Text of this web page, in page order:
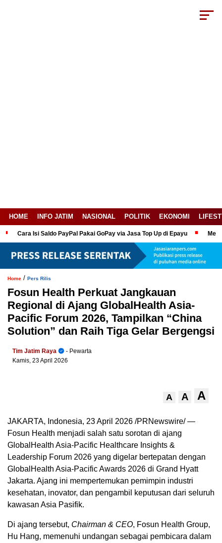
HOME INFO JATIM NASIONAL POLITIK EKONOMI
Cara Isi Saldo PayPal Pakai GoPay via Jasa Top Up di Epayu
Home / Pers Rilis
Fosun Health Perkuat Jangkauan
Regional di Ajang GlobalHealth Asia-
Pacific Forum 2026, Tampilkan “China
Solution” dan Raih Tiga Gelar Bergengsi
Tim Jatim Raya
- Pewarta
Kamis, 23 April 2026
A A A
JAKARTA, Indonesia, 23 April 2026 /PRNewswire/ —
Fosun Health menjadi salah satu sorotan di ajang
GlobalHealth Asia-Pacific Healthcare Insights &
Leadership Forum 2026 yang digelar bertepatan dengan
GlobalHealth Asia-Pacific Awards 2026 di Grand Hyatt
Jakarta. Ajang ini mempertemukan pemimpin industri
kesehatan, inovator, dan pengambil keputusan dari seluruh
kawasan Asia Pasifik.
Di ajang tersebut, Chairman & CEO, Fosun Health Group,
Hu Hang, memenuhi undangan sebagai pembicara dalam